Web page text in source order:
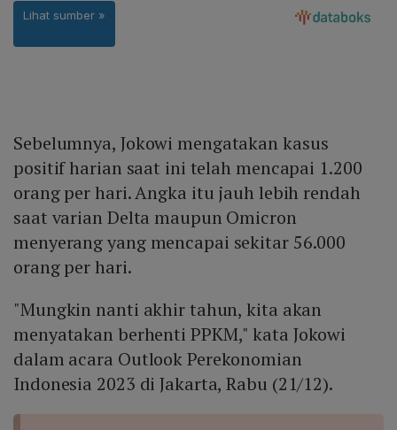
Sebelumnya, Jokowi mengatakan kasus
positif harian saat ini telah mencapai 1.200
orang per hari. Angka itu jauh lebih rendah
saat varian Delta maupun Omicron
menyerang yang mencapai sekitar 56.000
orang per hari.
"Mungkin nanti akhir tahun, kita akan
menyatakan berhenti PPKM," kata Jokowi
dalam acara Outlook Perekonomian
Indonesia 2023 di Jakarta, Rabu (21/12).